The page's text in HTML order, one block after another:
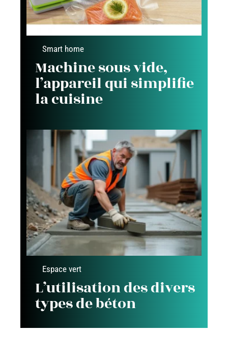
Smart home
Machine sous vide,
l’appareil qui simplifie
la cuisine
Espace vert
L’utilisation des divers
types de béton